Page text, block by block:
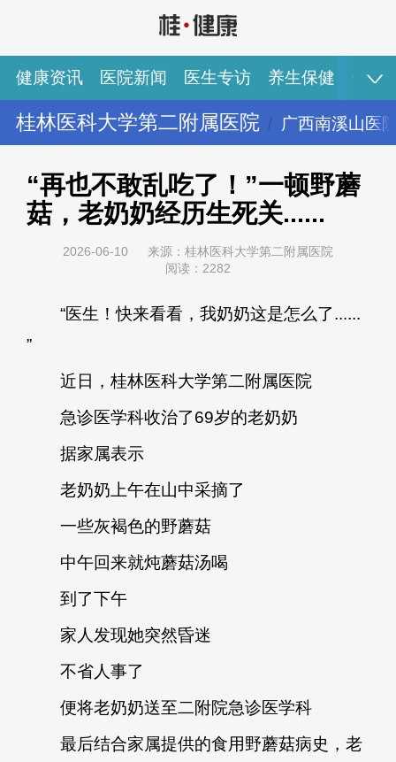
健康资讯 医院新闻 医生专访 养生保健 健康
桂林医科大学第二附属医院 广西南溪山医
健康资讯 医院新闻 医生专访 养生保健 健康视频
专家推荐 图说健康
“再也不敢乱吃了！”一顿野蘑
菇，老奶奶经历生死关......
2026-06-10
来源：桂林医科大学第二附属医院
阅读：2282
“医生！快来看看，我奶奶这是怎么了......
”
近日，桂林医科大学第二附属医院
急诊医学科收治了69岁的老奶奶
据家属表示
老奶奶上午在山中采摘了
一些灰褐色的野蘑菇
中午回来就炖蘑菇汤喝
到了下午
家人发现她突然昏迷
不省人事了
便将老奶奶送至二附院急诊医学科
最后结合家属提供的食用野蘑菇病史，老